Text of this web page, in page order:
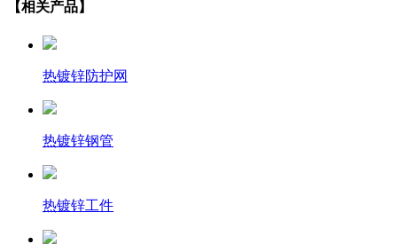
【相关产品】
热镀锌防护网
热镀锌钢管
热镀锌工件